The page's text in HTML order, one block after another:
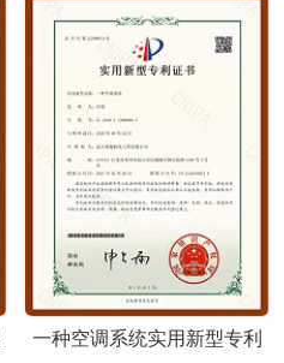
一种空调系统实用新型专利